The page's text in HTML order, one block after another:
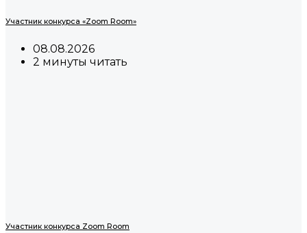
Участник конкурса «Zoom Room»
08.08.2026
2 минуты читать
Участник конкурса Zoom Room